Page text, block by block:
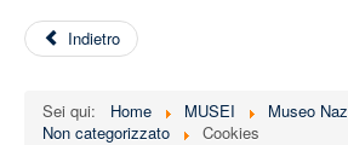
Indietro
Sei qui: Home MUSEI
Museo
Non categorizzato
Cookies